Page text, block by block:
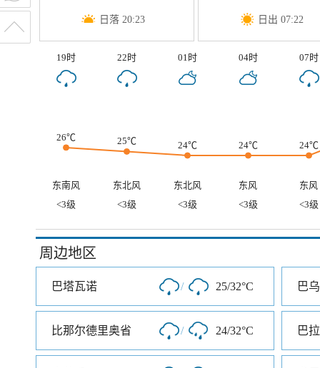
日落 20:23 日出 07:22
19时 22时 01时 04时 07时
26℃ 25℃ 24℃ 24℃ 24℃
东南风 东北风 东北风 东风
东风
<3级
<3级 <3级 <3级 <3级
周边地区
巴塔瓦诺 / 25/32°C 巴
比那尔德里奥省 / 24/32°C 巴